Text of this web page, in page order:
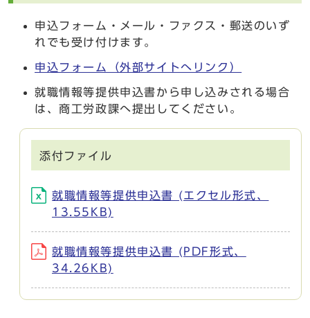
申込フォーム・メール・ファクス・郵送のいず
れでも受け付けます。
申込フォーム（外部サイトへリンク）
就職情報等提供申込書から申し込みされる場合
は、商工労政課へ提出してください。
添付ファイル
就職情報等提供申込書 (エクセル形式、
13.55KB)
就職情報等提供申込書 (PDF形式、
34.26KB)